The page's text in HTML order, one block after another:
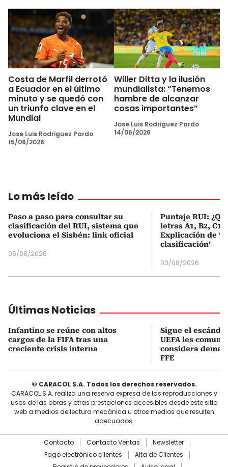
Costa de Marfil derrotó
a Ecuador en el último
minuto y se quedó con
un triunfo clave en el
Mundial
Jose Luis Rodriguez Pardo
15/06/2026
Willer Ditta y la ilusión
mundialista: “Tenemos
hambre de alcanzar
cosas importantes”
Jose Luis Rodriguez Pardo
14/06/2026
Lo más leído
Paso a paso para consultar su
clasificación del RUI, sistema que
evoluciona el Sisbén: link oficial
05/08/2026
Puntaje RUI:
letras A1, B2, C1
Explicación de
clasificación’
03/08/2026
Últimas Noticias
Infantino se reúne con altos
cargos de la FIFA tras una
creciente crisis interna
Sigue el
UEFA les
considera
FFE
© CARACOL S.A. Todos los derechos reservados.
CARACOL S.A. realiza una reserva expresa de las reproducciones y
usos de las obras y otras prestaciones accesibles desde este sitio
web a medios de lectura mecánica u otros medios que resulten
adecuados.
Contacto Contacto Ventas
Newsletter
Pago electrónico clientes
Alta de Clientes